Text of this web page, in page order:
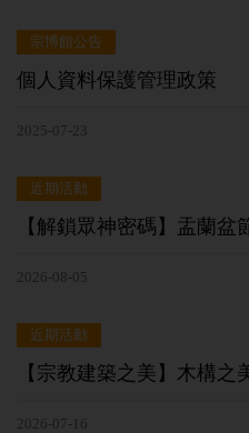
宗博館公告
個人資料保護管理政策
2025-07-23
近期活動
【解鎖眾神密碼】盂蘭盆
2026-08-05
近期活動
【宗教建築之美】木構
2026-07-16